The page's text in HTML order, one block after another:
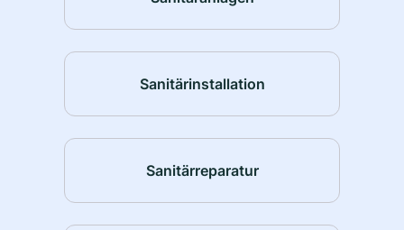
Sanitärinstallation
Sanitärreparatur